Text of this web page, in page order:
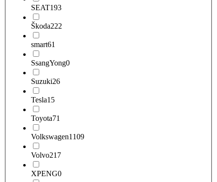
SEAT193
Škoda222
smart61
SsangYong0
Suzuki26
Tesla15
Toyota71
Volkswagen1109
Volvo217
XPENG0